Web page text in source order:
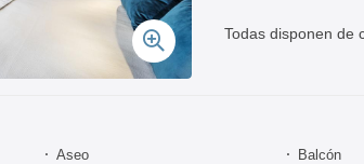
Todas disponen de
Aseo Balcón